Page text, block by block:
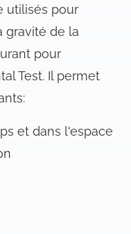
utilisés pour
gravité de la
pour
Test. Il permet
et dans l'espace